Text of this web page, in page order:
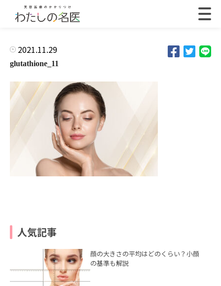
2021.11.29
glutathione_11
人気記事
顔の大きさの平均はどのくらい？小顔
の基準も解説